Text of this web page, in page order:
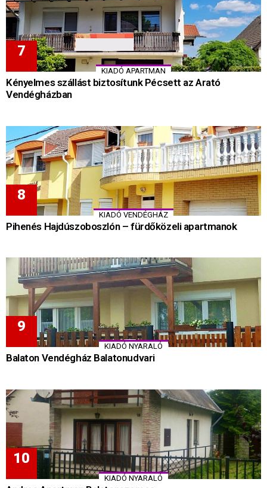
KIADÓ APARTMAN
Kényelmes szállást biztosítunk Pécsett az Arató
Vendégházban
KIADÓ VENDÉGHÁZ
Pihenés Hajdúszoboszlón – fürdőközeli apartmanok
KIADÓ NYARALÓ
Balaton Vendégház Balatonudvari
KIADÓ NYARALÓ